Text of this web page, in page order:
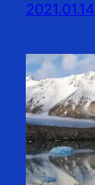
2021.01.14